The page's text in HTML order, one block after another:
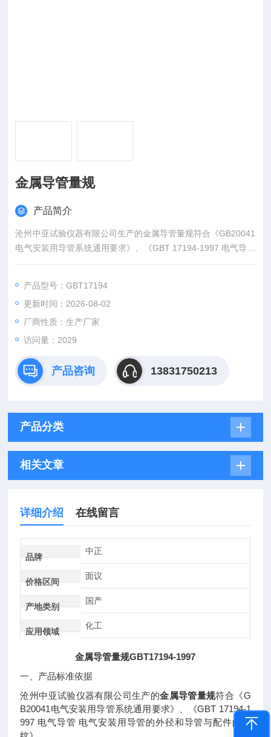
金属导管量规
产品简介
沧州中亚试验仪器有限公司生产的金属导管量规符合《GB20041
电气安装用导管系统通用要求》、《GBT 17194-1997 电气导管
电气安装用导管的外径和导管与配件的螺纹》。
产品型号：GBT17194
更新时间：2026-08-02
厂商性质：生产厂家
访问量：2029
产品咨询 13831750213
产品分类
相关文章
详细介绍 在线留言
品牌
中正
价格区间
面议
产地类别
国产
应用领域
化工
金属导管量规GBT17194-1997
一、产品标准依据
沧州中亚试验仪器有限公司生产的金属导管量规符合《G
B20041电气安装用导管系统通用要求》、《GBT 17194-1
997 电气导管 电气安装用导管的外径和导管与配件的螺